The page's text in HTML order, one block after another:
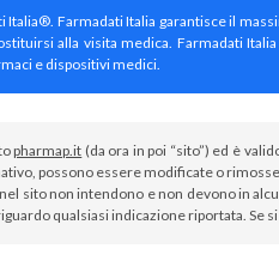
Italia®. Farmadati Italia garantisce il
alla visita medica. Farmadati
e dispositivi medici.
pharmap.it (da ora in poi “sito”) ed è
possono essere modificate o
sito non intendono e non devono in
qualsiasi indicazione riportata. Se